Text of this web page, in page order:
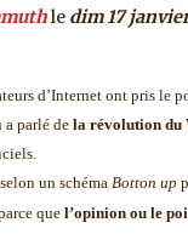
le dim 17
d’Internet ont pris le
parlé de la révolution du
un schéma Botton up
que l’opinion ou le